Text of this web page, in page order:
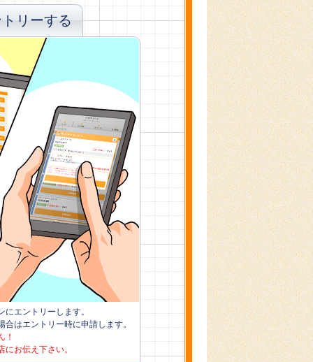
リーする
エントリーします。
はエントリー時に申請します。
！
お伝え下さい。